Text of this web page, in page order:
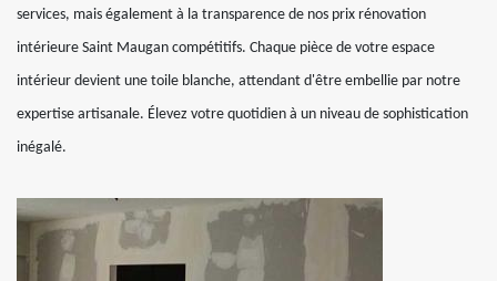
services, mais également à la transparence de nos prix rénovation
intérieure Saint Maugan compétitifs. Chaque pièce de votre espace
intérieur devient une toile blanche, attendant d'être embellie par notre
expertise artisanale. Élevez votre quotidien à un niveau de sophistication
inégalé.